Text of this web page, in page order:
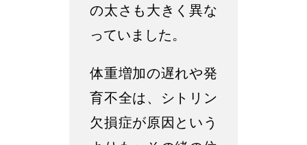
の太さも大きく異な
っていました。
体重増加の遅れや発
育不全は、シトリン
欠損症が原因という